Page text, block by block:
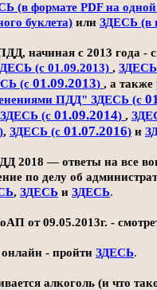
(в формате PDF на
буклета) или ЗДЕСЬ (в
начиная с 2013 года -
(с 01.09.2013) , ЗДЕСЬ
(с 01.09.2013) , а также
ПДД" ЗДЕСЬ (с
ЗДЕСЬ (с 01.09.2014) ,
), ЗДЕСЬ (с 01.07.2016) и
2018 — ответы на все
по делу об
, ЗДЕСЬ и ЗДЕСЬ.
от 09.05.2013г. -
- пройти ЗДЕСЬ.
алкоголь (и что